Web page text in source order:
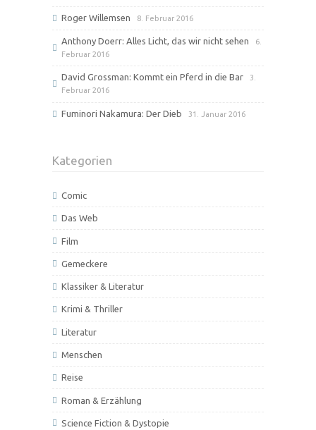
Roger Willemsen 8. Februar 2016
Anthony Doerr: Alles Licht, das wir nicht sehen
6.
Februar 2016
David Grossman: Kommt ein Pferd in die Bar
3.
Februar 2016
Fuminori Nakamura: Der Dieb 31. Januar 2016
Kategorien
Comic
Das Web
Film
Gemeckere
Klassiker & Literatur
Krimi & Thriller
Literatur
Menschen
Reise
Roman & Erzählung
Science Fiction & Dystopie